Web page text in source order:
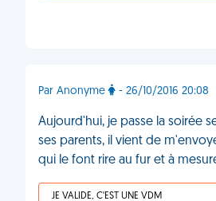
Par Anonyme - 26/10/2016 20:08
Aujourd'hui, je passe la soirée
ses parents, il vient de
qui le font rire au fur et à
JE VALIDE, C'EST UNE VDM